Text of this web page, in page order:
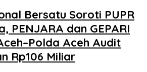
Bersatu Soroti PUPR
PENJARA dan GEPARI
Aceh Audit
Rp106 Miliar